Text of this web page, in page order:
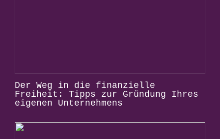
Der Weg in die finanzielle
Freiheit: Tipps zur Gründung Ihres
eigenen Unternehmens